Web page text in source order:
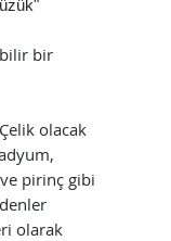
bir
olacak
pirinç gibi
olarak